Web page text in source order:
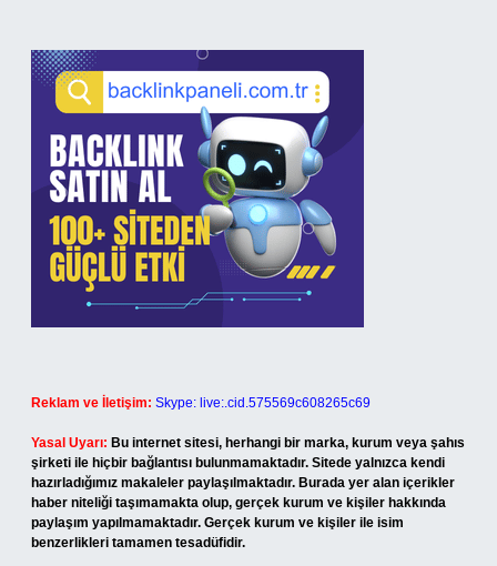
Reklam ve İletişim: Skype: live:.cid.575569c608265c69
Yasal Uyarı: Bu internet sitesi, herhangi bir marka, kurum veya şahıs
şirketi ile hiçbir bağlantısı bulunmamaktadır. Sitede yalnızca kendi
hazırladığımız makaleler paylaşılmaktadır. Burada yer alan içerikler
haber niteliği taşımamakta olup, gerçek kurum ve kişiler hakkında
paylaşım yapılmamaktadır. Gerçek kurum ve kişiler ile isim
benzerlikleri tamamen tesadüfidir.